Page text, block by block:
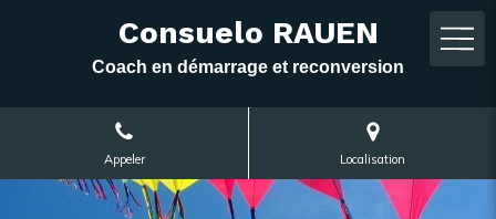
Consuelo RAUEN
Coach en démarrage et reconversion
Appeler Localisation